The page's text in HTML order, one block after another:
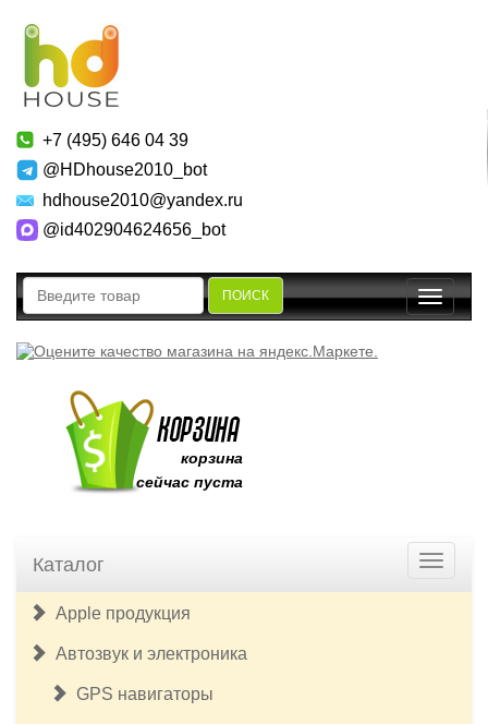
+7 (495) 646 04 39
@HDhouse2010_bot
hdhouse2010@yandex.ru
@id402904624656_bot
ПОИСК
Toggle
корзина
сейчас пуста
Каталог
Apple продукция
Автозвук и электроника
GPS навигаторы